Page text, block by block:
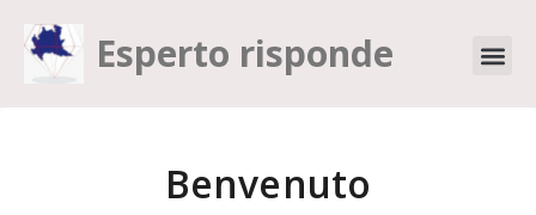
Esperto risponde
Benvenuto